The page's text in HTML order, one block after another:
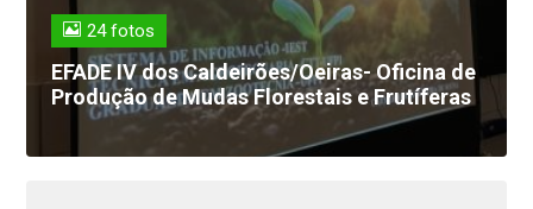
24 fotos
EFADE IV dos Caldeirões/Oeiras- Oficina de
Produção de Mudas Florestais e Frutíferas